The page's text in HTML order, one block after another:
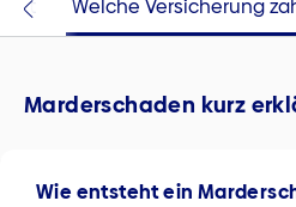
Welche Versicherung
Marderschaden kurz
Wie entsteht ein